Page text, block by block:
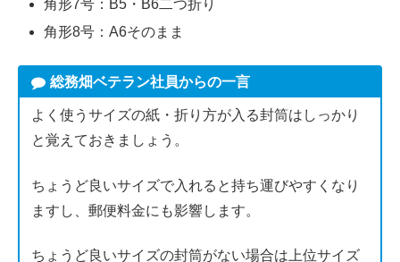
角形7号：B5・B6二つ折り
角形8号：A6そのまま
総務畑ベテラン社員からの一言
よく使うサイズの紙・折り方が入る封筒はしっかり
と覚えておきましょう。
ちょうど良いサイズで入れると持ち運びやすくなり
ますし、郵便料金にも影響します。
ちょうど良いサイズの封筒がない場合は上位サイズ